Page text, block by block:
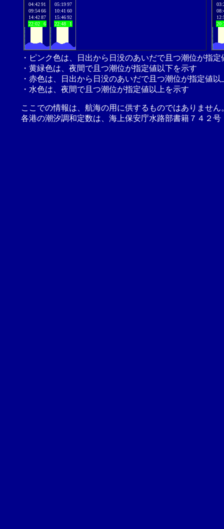
04:42 91
09:54 66
14:42 87
22:02
6
05:19 97
10:41 60
15:46 92
22:48
1
・ピンク色は、日出から日没のあいだで且つ潮位が指
・黄緑色は、夜間で且つ潮位が指定値以下を示す
・赤色は、日出から日没のあいだで且つ潮位が指定値以
・水色は、夜間で且つ潮位が指定値以上を示す
ここでの情報は、航海の用に供するものではありませ
各港の潮汐調和定数は、海上保安庁水路部書籍７４２